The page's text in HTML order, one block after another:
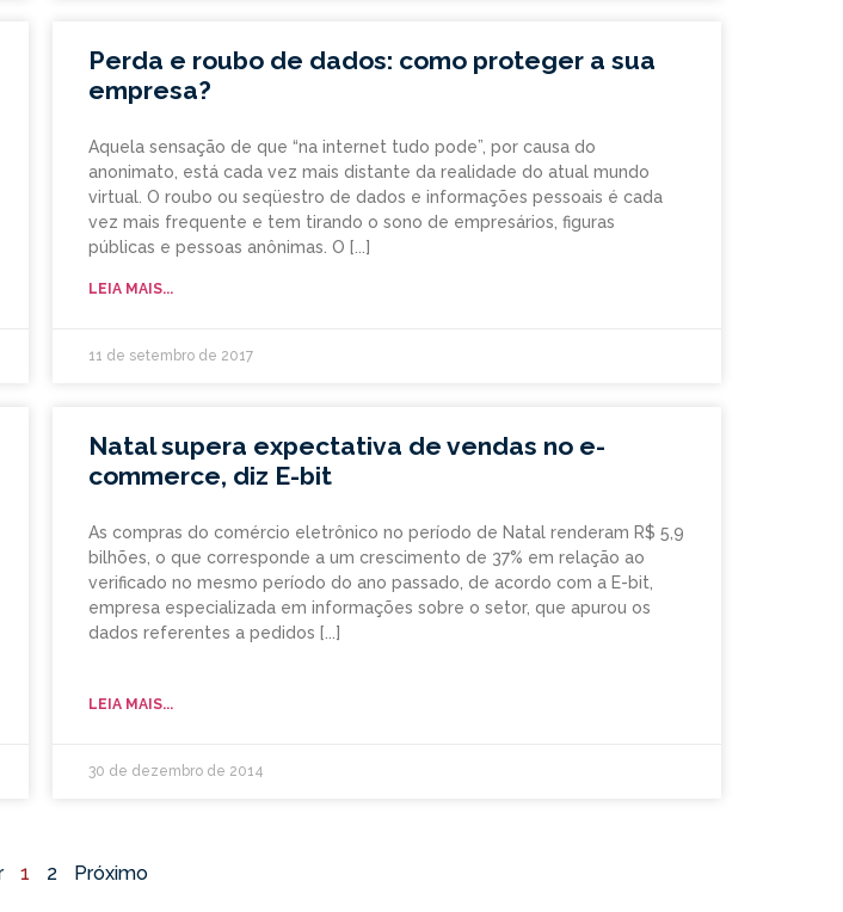
Perda e roubo de dados: como proteger a sua
empresa?
Aquela sensação de que “na internet tudo pode”, por causa do
anonimato, está cada vez mais distante da realidade do atual mundo
virtual. O roubo ou seqüestro de dados e informações pessoais é cada
vez mais frequente e tem tirando o sono de empresários, figuras
públicas e pessoas anônimas. O
LEIA MAIS...
11 de setembro de 2017
Natal supera expectativa de vendas no e-
commerce, diz E-bit
As compras do comércio eletrônico no período de Natal renderam R$ 5,9
bilhões, o que corresponde a um crescimento de 37% em relação ao
verificado no mesmo período do ano passado, de acordo com a E-bit,
empresa especializada em informações sobre o setor, que apurou os
dados referentes a pedidos
LEIA MAIS...
30 de dezembro de 2014
1 2 Próximo